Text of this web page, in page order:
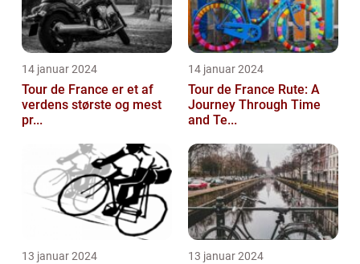
14 januar 2024
Tour de France er et af
verdens største og mest
pr...
14 januar 2024
Tour de France Rute: A
Journey Through Time
and Te...
13 januar 2024 13 januar 2024